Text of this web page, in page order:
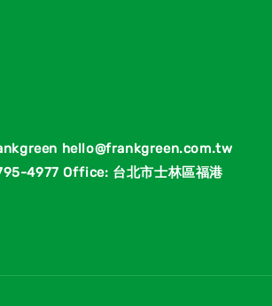
hello@frankgreen.com.tw
4977 Office: 台北市士林區福港